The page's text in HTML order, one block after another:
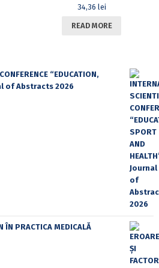
34,36 lei
READ MORE
“EDUCATION,
of Abstracts 2026
ÎN PRACTICA MEDICALĂ